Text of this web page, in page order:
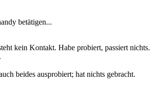
betätigen...
kein Kontakt. Habe probiert, passiert nichts.
beides ausprobiert; hat nichts gebracht.